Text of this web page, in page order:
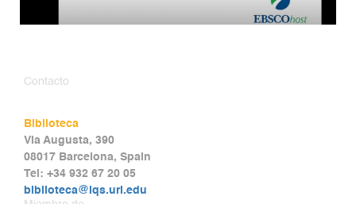
Contacto
Biblioteca
Via Augusta, 390
08017 Barcelona, Spain
Tel: +34 932 67 20 05
biblioteca@iqs.url.edu